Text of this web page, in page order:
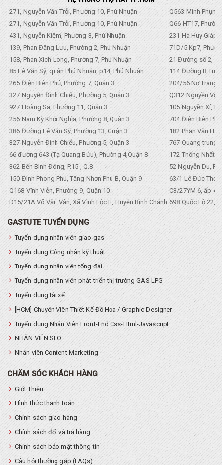
271, Nguyễn Văn Trỗi, Phường 10, Phú Nhuận
Q563 Minh
271, Nguyễn Văn Trỗi, Phường 10, Phú Nhuận
Q66 HT17,
431, Nguyễn Kiệm, Phường 3, Phú Nhuận
231 Hà Huy Giáp,
139, Phan Đăng Lưu, Phường 2, Phú Nhuận
71D/5 Kp7,
158, Phan Xích Long, Phường 7, Phú Nhuận
21 Đường số 2,
85 Lê Văn Sỹ, quận Phú Nhuận, p14, Phú Nhuận
114 Đường B
265 Điện Biên Phủ, Phường 7, Quận 3
204/56 Nơ Trang
327 Nguyễn Đình Chiểu, Phường 5, Quận 3
Q312 Nguyền
927 Hoàng Sa, Phường 11, Quận 3
105 Nguyền Xí,
256 Nam Kỳ Khởi Nghĩa, Phường 8, Quận 3
704 Điện Biên
386 Đường Lê Văn Sỹ, Phường 13, Quận 3
182 Phan Văn
327 Nguyễn Đình Chiểu, Phường 5, Quận 3
767 Quang trung,
66 đường 643 (Tạ Quang Bửu), Phường 4,Quận 8
172 Thống Nhất.
362 Bến Bình Đông, P.15 , Q.8
52 Nguyễn Du,
150 Đình Phong Phú, Tăng Nhơn Phú B, Quận 9
63/1 Lê Đức Thọ,
Q168 Vĩnh Viễn, Phường 9, Quận 10
C3/27YM 6, ấp 4,
D15/21A Võ Văn Vân, Xã Vĩnh Lộc B, Huyện Bình Chánh 698 Quốc Lộ 22,
GASTUTE TUYỂN DỤNG
Tuyển dụng nhân viên giao gas
Tuyển dụng Công nhân kỹ thuật
Tuyển dụng nhân viên tổng đài
Tuyển dụng nhân viên phát triển thị trường GAS LPG
Tuyển dụng tài xế
[HCM] Chuyên Viên Thiết Kế Đồ Họa / Graphic Designer
Tuyển dụng Nhân Viên Front-End Css-Html-Javascript
NHÂN VIÊN SEO
Nhân viên Content Marketing
CHĂM SÓC KHÁCH HÀNG
Giới Thiệu
Hình thức thanh toán
Chính sách giao hàng
Chính sách đổi và trả hàng
Chính sách bảo mật thông tin
Câu hỏi thường gặp (FAQs)